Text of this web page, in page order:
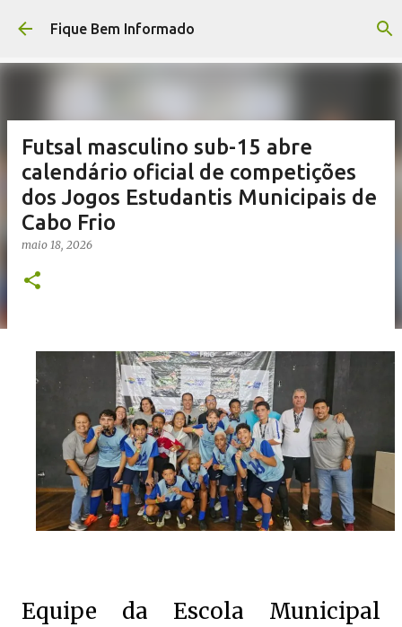
Pular para o conteúdo principal
Fique Bem Informado
Futsal masculino sub-15 abre
calendário oficial de competições
dos Jogos Estudantis Municipais de
Cabo Frio
maio 18, 2026
Equipe da Escola Municipal